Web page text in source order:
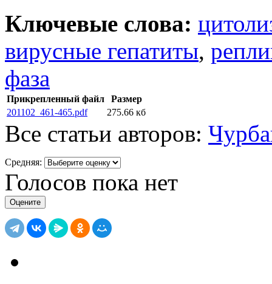
Ключевые слова:
вирусные гепатиты,
фаза
Прикрепленный файл
Размер
201102_461-465.pdf
275.66 кб
Все статьи авторов:
Средняя:
Голосов пока нет